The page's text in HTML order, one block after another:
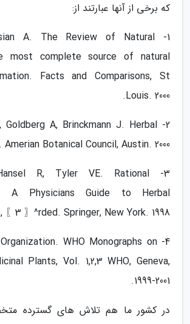
که برخی از آنها عبارتند از:
A. The Review of Natural
most complete source of natural
Facts and Comparisons, St
Louis. 2000.
Goldberg A, Brinckmann J. Herbal
Botanical Council, Austin. 2000.
R, Tyler VE. Rational
A Physicians Guide to Herbal
〖3 〗^rded. Springer, New York. 1998.
Organization. WHO Monographs on
Plants, Vol. 1,2,3 WHO, Geneva,
1999-2001.
در کشور ما هم تلاش های گسترده